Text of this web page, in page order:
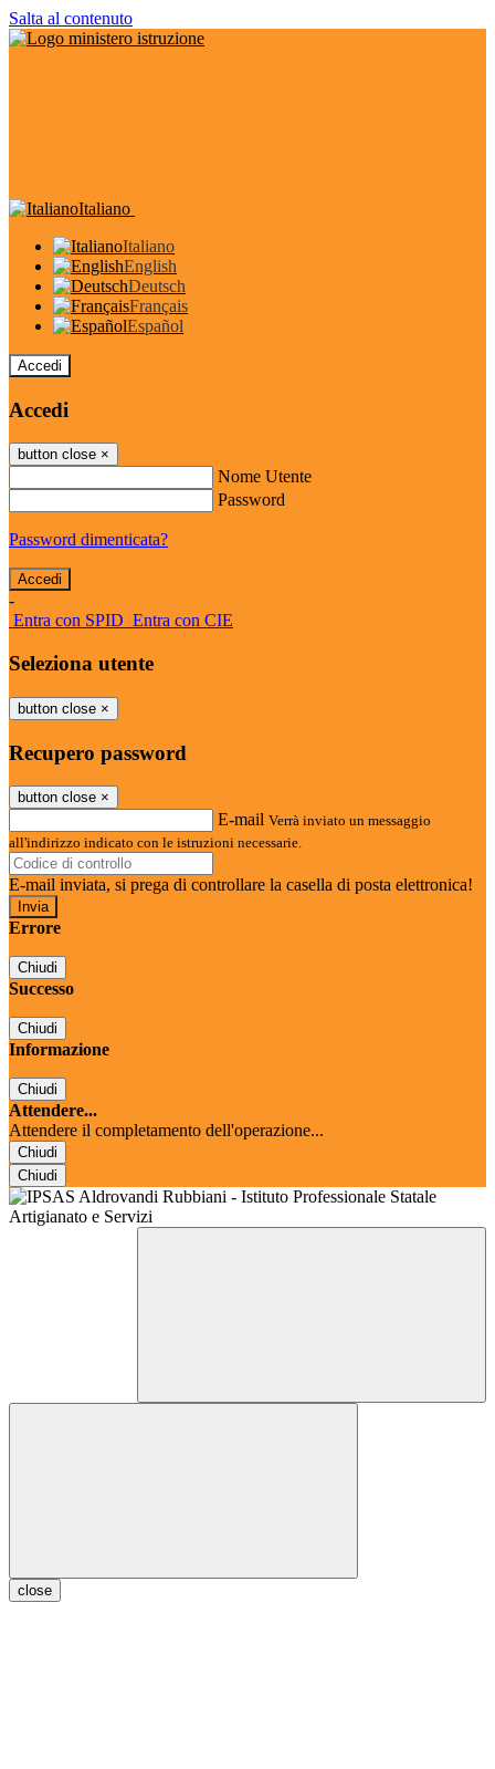
Salta al contenuto
Italiano
Italiano
English
Deutsch
Français
Español
Accedi
Accedi
button close ×
Nome Utente
Password
Password dimenticata?
-
Entra con SPID Entra con CIE
Seleziona utente
button close ×
Recupero password
button close ×
E-mail Verrà inviato un messaggio
all'indirizzo indicato con le istruzioni necessarie.
E-mail inviata, si prega di controllare la casella di posta elettronica!
Errore
Chiudi
Successo
Chiudi
Informazione
Chiudi
Attendere...
Attendere il completamento dell'operazione...
Chiudi
Chiudi
close